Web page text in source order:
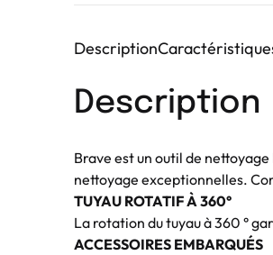
Description
Description
Brave est un outil de
nettoyage exceptionnelles.
TUYAU ROTATIF À 360°
La rotation du tuyau à 360 °
ACCESSOIRES EMBARQUÉS